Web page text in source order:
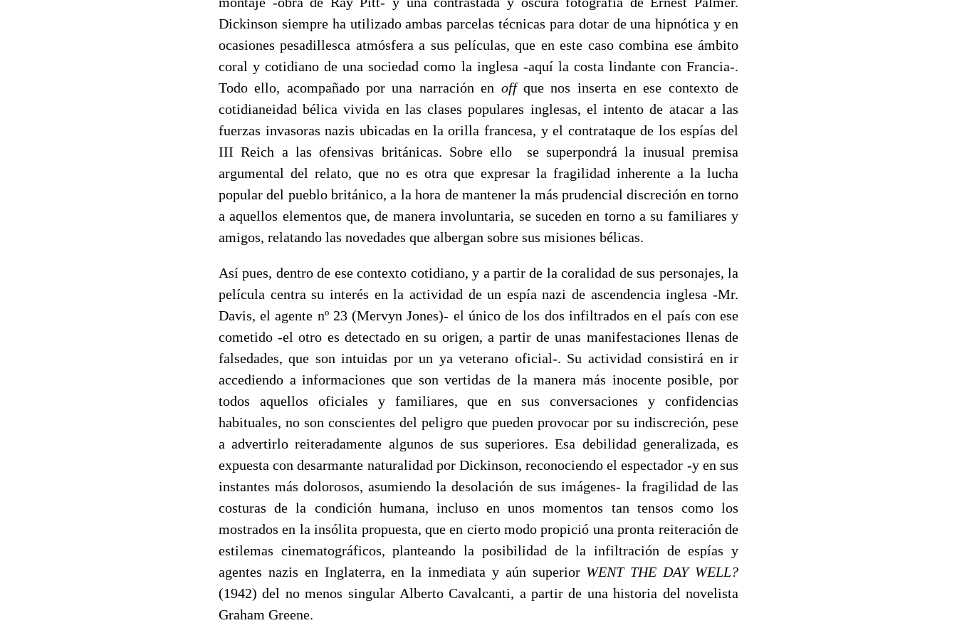
Dickinson siempre ha utilizado ambas parcelas técnicas para dotar de una hipnótica y en
ocasiones pesadillesca atmósfera a sus películas, que en este caso combina ese ámbito
coral y cotidiano de una sociedad como la inglesa -aquí la costa lindante con Francia-.
Todo ello, acompañado por una narración en offque nos inserta en ese contexto de
cotidianeidad bélica vivida en las clases populares inglesas, el intento de atacar a las
fuerzas invasoras nazis ubicadas en la orilla francesa, y el contrataque de los espías del
III Reich a las ofensivas británicas. Sobre ello se superpondrá la inusual premisa
argumental del relato, que no es otra que expresar la fragilidad inherente a la lucha
popular del pueblo británico, a la hora de mantener la más prudencial discreción en torno
a aquellos elementos que, de manera involuntaria, se suceden en torno a su familiares y
amigos, relatando las novedades que albergan sobre sus misiones bélicas.
Así pues, dentro de ese contexto cotidiano, y a partir de la coralidad de sus personajes, la
película centra su interés en la actividad de un espía nazi de ascendencia inglesa -Mr.
Davis, el agente nº 23 (Mervyn Jones)- el único de los dos infiltrados en el país con ese
cometido -el otro es detectado en su origen, a partir de unas manifestaciones llenas de
falsedades, que son intuidas por un ya veterano oficial-. Su actividad consistirá en ir
accediendo a informaciones que son vertidas de la manera más inocente posible, por
todos aquellos oficiales y familiares, que en sus conversaciones y confidencias
habituales, no son conscientes del peligro que pueden provocar por su indiscreción, pese
a advertirlo reiteradamente algunos de sus superiores. Esa debilidad generalizada, es
expuesta con desarmante naturalidad por Dickinson, reconociendo el espectador -y en sus
instantes más dolorosos, asumiendo la desolación de sus imágenes- la fragilidad de las
costuras de la condición humana, incluso en unos momentos tan tensos como los
mostrados en la insólita propuesta, que en cierto modo propició una pronta reiteración de
estilemas cinematográficos, planteando la posibilidad de la infiltración de espías y
agentes nazis en Inglaterra, en la inmediata y aún superior WENT THE DAY WELL?
(1942) del no menos singular Alberto Cavalcanti, a partir de una historia del novelista
Graham Greene.